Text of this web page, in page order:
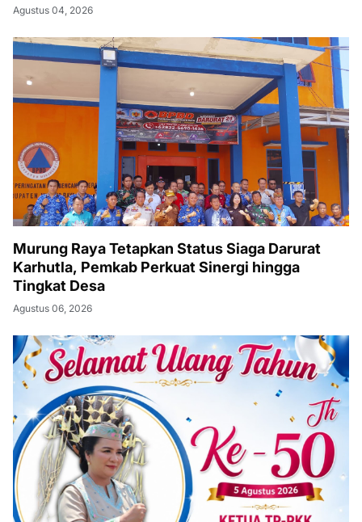
Agustus 04, 2026
Murung Raya Tetapkan Status Siaga Darurat
Karhutla, Pemkab Perkuat Sinergi hingga
Tingkat Desa
Agustus 06, 2026